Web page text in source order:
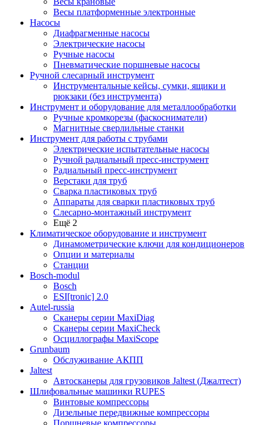
Весы платформенные электронные
Насосы
Диафрагменные насосы
Электрические насосы
Ручные насосы
Пневматические поршневые насосы
Ручной слесарный инструмент
Инструментальные кейсы, сумки, ящики и
рюкзаки (без инструмента)
Инструмент и оборудование для металлообработки
Ручные кромкорезы (фаскосниматели)
Магнитные сверлильные станки
Инструмент для работы с трубами
Электрические испытательные насосы
Ручной радиальный пресс-инструмент
Радиальный пресс-инструмент
Верстаки для труб
Сварка пластиковых труб
Аппараты для сварки пластиковых труб
Слесарно-монтажный инструмент
Ещё 2
Климатическое оборудование и инструмент
Динамометрические ключи для кондиционеров
Опции и материалы
Станции
Bosch-modul
Bosch
ESI[tronic] 2.0
Autel-russia
Сканеры серии MaxiDiag
Сканеры серии MaxiCheck
Осциллографы MaxiScope
Grunbaum
Обслуживание АКПП
Jaltest
Автосканеры для грузовиков Jaltest (Джалтест)
Шлифовальные машинки RUPES
Винтовые компрессоры
Дизельные передвижные компрессоры
Поршневые компрессоры